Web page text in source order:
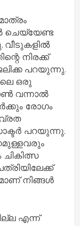
ചെയ്യേണ്ട
വീടുകളില്‍
നിരക്ക്
പറയുന്നു.
ഒരു
വന്നാല്‍
രോഗം
പറയുന്നു.
നിങ്ങള്‍
എന്ന്